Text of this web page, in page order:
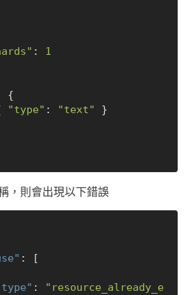
: 1
{
"type" : "text" }
，則會出現以下錯誤
: [
:
"resource_already_e